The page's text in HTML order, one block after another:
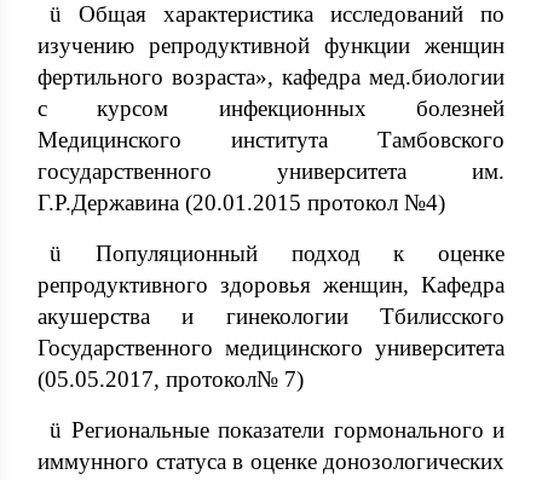
ü Общая характеристика исследований по
изучению репродуктивной функции женщин
фертильного возраста», кафедра мед.биологии
с курсом инфекционных болезней
Медицинского института Тамбовского
государственного университета им.
Г.Р.Державина (20.01.2015 протокол №4)
ü Популяционный подход к оценке
репродуктивного здоровья женщин, Кафедра
акушерства и гинекологии Тбилисского
Государственного медицинского университета
(05.05.2017, протокол№ 7)
ü Региональные показатели гормонального и
иммунного статуса в оценке донозологических